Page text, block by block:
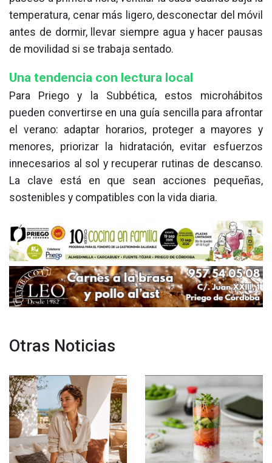
temperatura, cenar más ligero, desconectar del móvil
antes de dormir, llevar siempre agua y hacer pausas
de movilidad si se trabaja sentado.
Una tendencia con lectura local
Para Priego y la Subbética, estos microhábitos
pueden convertirse en una guía sencilla para afrontar
el verano: adaptar horarios, proteger a mayores y
menores, priorizar la hidratación, evitar esfuerzos
innecesarios al sol y recuperar rutinas de descanso.
La clave está en que sean acciones pequeñas,
sostenibles y compatibles con la vida diaria.
Otras Noticias